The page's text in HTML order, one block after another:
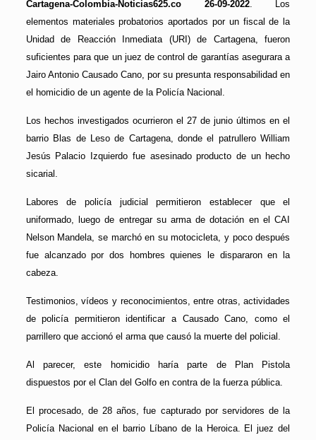
Cartagena-Colombia-Noticias625.co 26-09-2022. Los
elementos materiales probatorios aportados por un fiscal de la
Unidad de Reacción Inmediata (URI) de Cartagena, fueron
suficientes para que un juez de control de garantías asegurara a
Jairo Antonio Causado Cano, por su presunta responsabilidad en
el homicidio de un agente de la Policía Nacional.
Los hechos investigados ocurrieron el 27 de junio últimos en el
barrio Blas de Leso de Cartagena, donde el patrullero William
Jesús Palacio Izquierdo fue asesinado producto de un hecho
sicarial.
Labores de policía judicial permitieron establecer que el
uniformado, luego de entregar su arma de dotación en el CAI
Nelson Mandela, se marchó en su motocicleta, y poco después
fue alcanzado por dos hombres quienes le dispararon en la
cabeza.
Testimonios, vídeos y reconocimientos, entre otras, actividades
de policía permitieron identificar a Causado Cano, como el
parrillero que accionó el arma que causó la muerte del policial.
Al parecer, este homicidio haría parte de Plan Pistola
dispuestos por el Clan del Golfo en contra de la fuerza pública.
El procesado, de 28 años, fue capturado por servidores de la
Policía Nacional en el barrio Líbano de la Heroica. El juez del